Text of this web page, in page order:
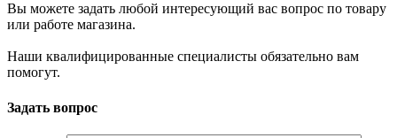
Вы можете задать любой интересующий вас вопрос по товару
или работе магазина.
Наши квалифицированные специалисты обязательно вам
помогут.
Задать вопрос